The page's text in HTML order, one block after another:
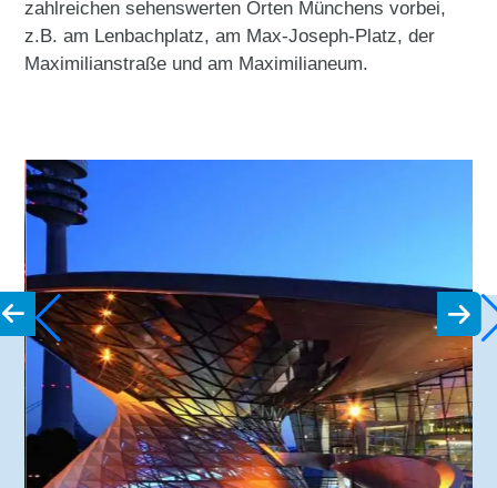
zahlreichen sehenswerten Orten Münchens vorbei,
z.B. am Lenbachplatz, am Max-Joseph-Platz, der
Maximilianstraße und am Maximilianeum.